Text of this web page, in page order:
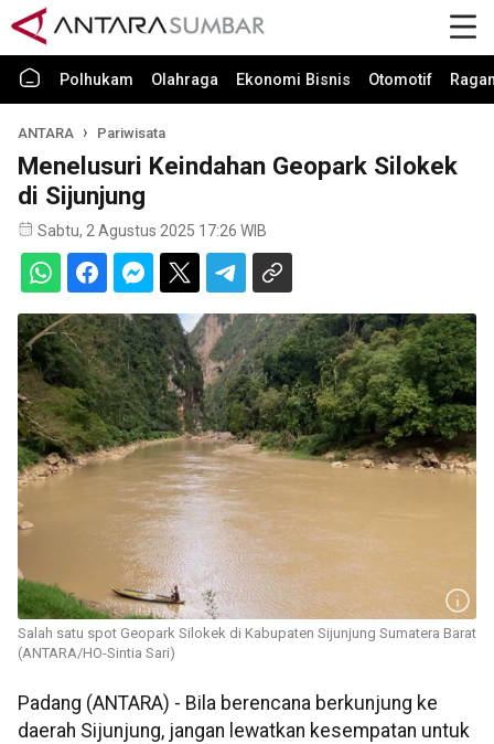
Polhukam Olahraga Ekonomi Bisnis Otomotif
ANTARA Pariwisata
Menelusuri Keindahan Geopark Silokek
di Sijunjung
Sabtu, 2 Agustus 2025 17:26 WIB
Salah satu spot Geopark Silokek di Kabupaten Sijunjung Sumatera Barat
(ANTARA/HO-Sintia Sari)
Padang (ANTARA) - Bila berencana berkunjung ke
daerah Sijunjung, jangan lewatkan kesempatan untuk